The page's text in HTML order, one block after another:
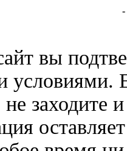
-
вы
заходите